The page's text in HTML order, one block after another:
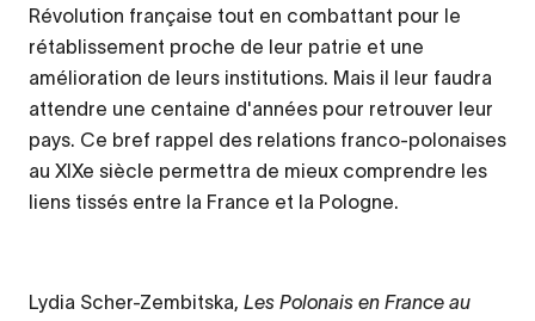
Révolution française tout en combattant pour le
rétablissement proche de leur patrie et une
amélioration de leurs institutions. Mais il leur faudra
attendre une centaine d'années pour retrouver leur
pays. Ce bref rappel des relations franco-polonaises
au XIXe siècle permettra de mieux comprendre les
liens tissés entre la France et la Pologne.
Lydia Scher-Zembitska, Les Polonais en France au